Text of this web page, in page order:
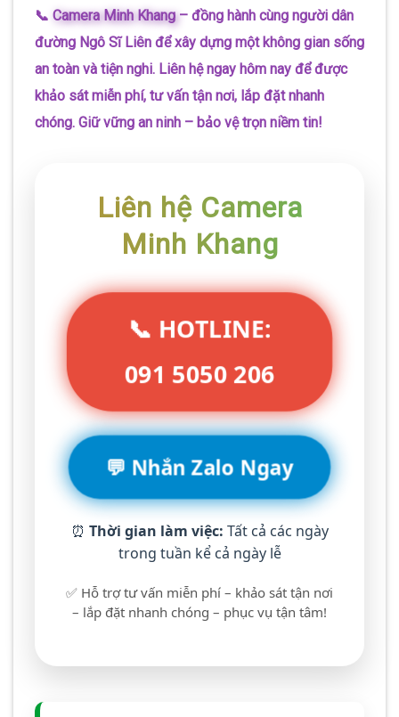
📞 Camera Minh Khang– đồng hành cùng người dân
đường Ngô Sĩ Liên để xây dựng một không gian sống
an toàn và tiện nghi. Liên hệ ngay hôm nay để được
khảo sát miễn phí, tư vấn tận nơi, lắp đặt nhanh
chóng. Giữ vững an ninh – bảo vệ trọn niềm tin!
Liên hệ Camera
Minh Khang
📞 HOTLINE:
091 5050 206
💬 Nhắn Zalo Ngay
⏰ Thời gian làm việc: Tất cả các ngày
trong tuần kể cả ngày lễ
✅ Hỗ trợ tư vấn miễn phí – khảo sát tận nơi
– lắp đặt nhanh chóng – phục vụ tận tâm!